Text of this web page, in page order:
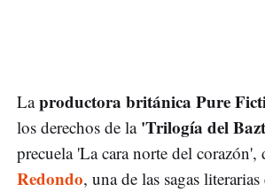
Laproductora británica Pure
los derechos de la'Trilogía del
precuela 'La cara norte del corazón',
Redondo, una de las sagas